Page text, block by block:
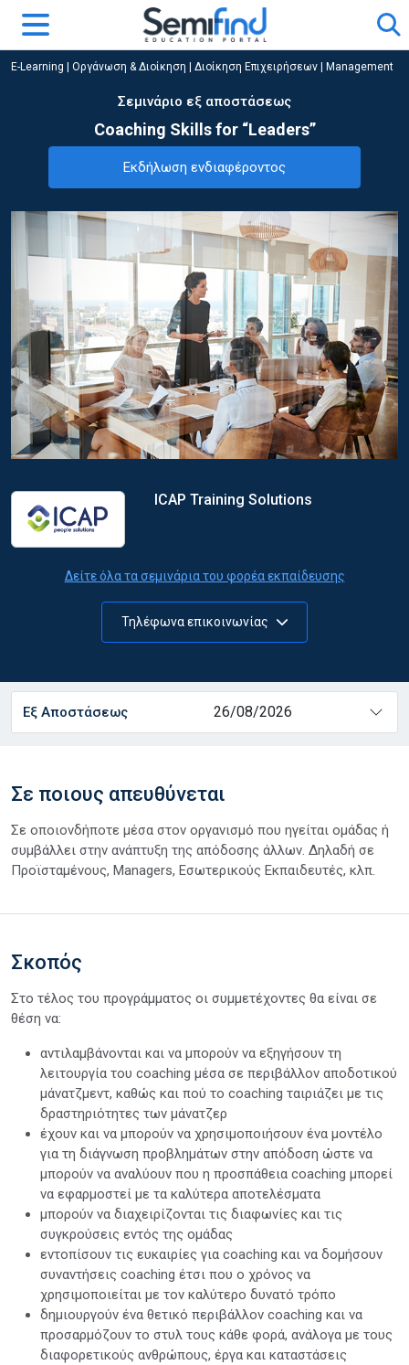
E-Learning Οργάνωση & Διοίκηση Διοίκηση Επιχειρήσεων | Management
Σεμινάριο εξ αποστάσεως
Coaching Skills for “Leaders”
Εκδήλωση ενδιαφέροντος
ICAP Training Solutions
Δείτε όλα τα σεμινάρια του φορέα εκπαίδευσης
Τηλέφωνα επικοινωνίας
Εξ Αποστάσεως 26/08/2026
Σε ποιους απευθύνεται
Σε οποιονδήποτε μέσα στον οργανισμό που ηγείται ομάδας ή
συμβάλλει στην ανάπτυξη της απόδοσης άλλων. Δηλαδή σε
Προϊσταμένους, Managers, Εσωτερικούς Εκπαιδευτές, κλπ.
Σκοπός
Στο τέλος του προγράμματος οι συμμετέχοντες θα είναι σε
θέση να:
αντιλαμβάνονται και να μπορούν να εξηγήσουν τη
λειτουργία του coaching μέσα σε περιβάλλον αποδοτικού
μάνατζμεντ, καθώς και πού το coaching ταιριάζει με τις
δραστηριότητες των μάνατζερ
έχουν και να μπορούν να χρησιμοποιήσουν ένα μοντέλο
για τη διάγνωση προβλημάτων στην απόδοση ώστε να
μπορούν να αναλύουν που η προσπάθεια coaching μπορεί
να εφαρμοστεί με τα καλύτερα αποτελέσματα
μπορούν να διαχειρίζονται τις διαφωνίες και τις
συγκρούσεις εντός της ομάδας
εντοπίσουν τις ευκαιρίες για coaching και να δομήσουν
συναντήσεις coaching έτσι που ο χρόνος να
χρησιμοποιείται με τον καλύτερο δυνατό τρόπο
δημιουργούν ένα θετικό περιβάλλον coaching και να
προσαρμόζουν το στυλ τους κάθε φορά, ανάλογα με τους
διαφορετικούς ανθρώπους, έργα και καταστάσεις